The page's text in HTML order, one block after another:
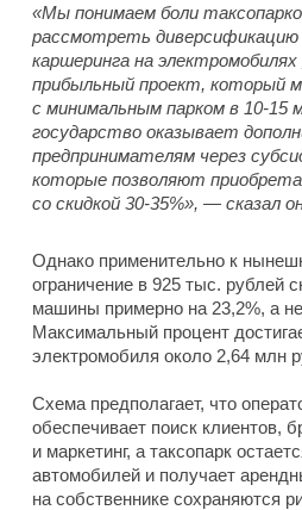
«Мы понимаем боли
рассмотреть диверсификацию
каршеринга на
прибыльный проект, который
с минимальным парком в 10-15
государство оказывает
предпринимателям через
которые позволяют
со скидкой 30-35%», — сказал
Однако применительно к
ограничение в 925 тыс. рублей
машины примерно на 23,2%, а
Максимальный процент
электромобиля около 2,64 млн
Схема предполагает, что
обеспечивает поиск клиентов,
и маркетинг, а таксопарк
автомобилей и получает
на собственнике сохраняются